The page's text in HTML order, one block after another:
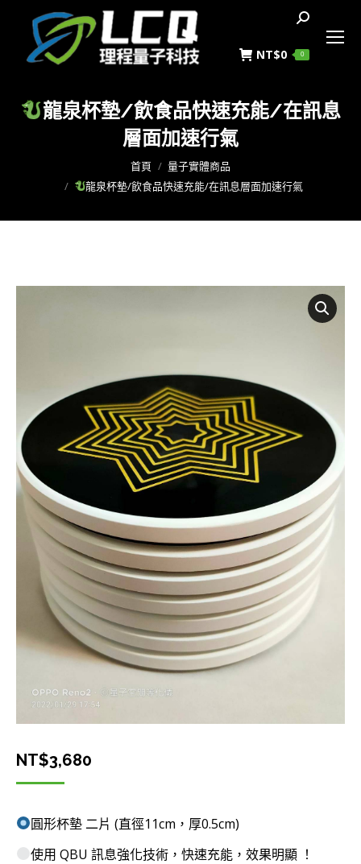
搜
NT$0 0
龍泉杯墊/飲食品快速充能/在訊息
層面加速行氣
首頁
量子實體商品
龍泉杯墊/飲食品快速充能/在訊息層面加速行氣
NT$3,680
圓形杯墊 二片 (直徑11cm，厚0.5cm)
使用 QBU 訊息強化技術，快速充能，效果明顯 ！